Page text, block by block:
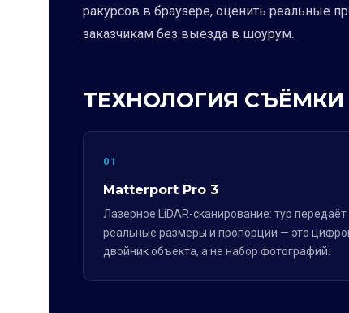
ракурсов в браузере, оценить реальные
заказчикам без выезда в шоурум.
ТЕХНОЛОГИЯ СЪЁМКИ
01
Matterport Pro 3
Лазерное LiDAR-сканирование: тур передаёт
реальные размеры и пропорции — это
двойник объекта, а не набор фотографий.